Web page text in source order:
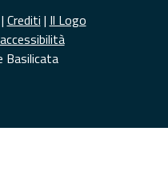
Crediti | Il Logo
Basilicata